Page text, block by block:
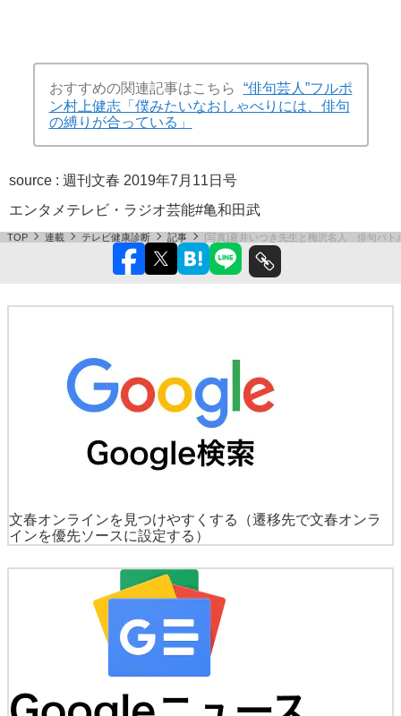
おすすめの関連記事はこちら
“俳句芸人”フルポ
ン村上健志「僕みたいなおしゃべりには、俳句
の縛りが合っている」
source : 週刊文春 2019年7月11日号
エンタメ テレビ・ラジオ芸能#亀和田武
TOP 連載 テレビ健康診断 記事 [写真]夏井いつき先生と梅沢名人 俳句バ
文春オンラインを見つけやすくする
（遷移先で文春オンラ
インを優先ソースに設定する）